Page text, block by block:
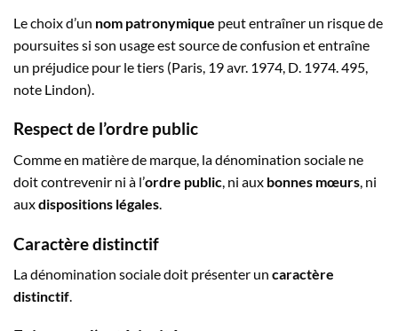
Le choix d’un nom patronymique peut entraîner un risque de
poursuites si son usage est source de confusion et entraîne
un préjudice pour le tiers (Paris, 19 avr. 1974, D. 1974. 495,
note Lindon).
Respect de l’ordre public
Comme en matière de marque, la dénomination sociale ne
doit contrevenir ni à l’ordre public, ni aux bonnes mœurs, ni
auxdispositions légales.
Caractère distinctif
La dénomination sociale doit présenter un caractère
distinctif.